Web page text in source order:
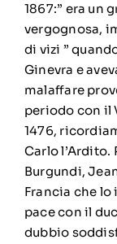
1867:” era un
vergognosa,
di vizi ”
Ginevra e
malaffare
periodo con il
1476,
Carlo l’Ardito.
Burgundi,
Francia che
pace con il
dubbio